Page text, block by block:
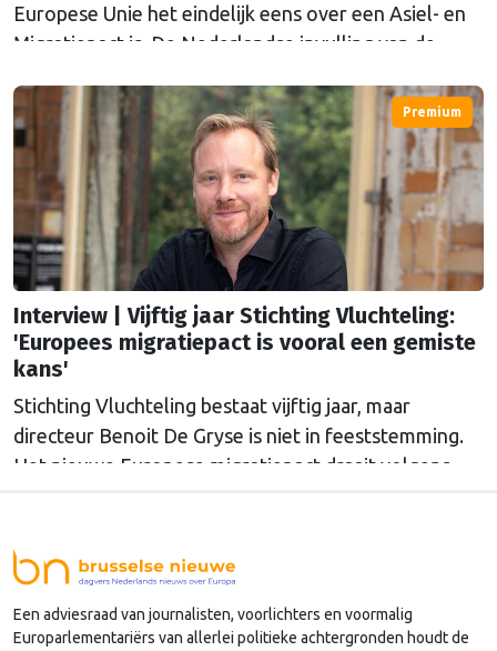
Europese Unie het eindelijk eens over een Asiel- en
Migratiepact is. De Nederlandse invulling van de
Nationale ombudsman Reinier van Zutphen. "Het
zegt iets over onze samenleving als geheel, hoe wij
naar anderen kijken. We zijn bang geworden voor de
ander."
Premium
Interview | Vijftig jaar Stichting Vluchteling:
'Europees migratiepact is vooral een gemiste
kans'
Stichting Vluchteling bestaat vijftig jaar, maar
directeur Benoit De Gryse is niet in feeststemming.
Het nieuwe Europese migratiepact draait volgens
strenge koers.
Een adviesraad van journalisten, voorlichters en voormalig
Europarlementariërs van allerlei politieke achtergronden houdt de